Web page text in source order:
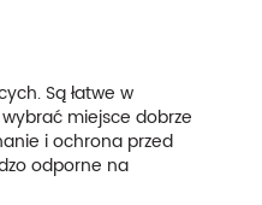
Są łatwe w
miejsce dobrze
i ochrona przed
odporne na